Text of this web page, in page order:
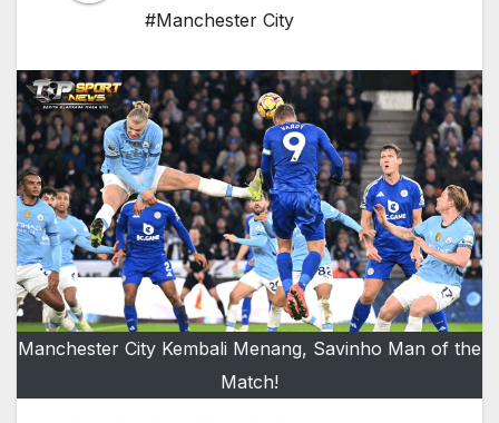
#Manchester City
Manchester City Kembali Menang, Savinho Man of the
Match!